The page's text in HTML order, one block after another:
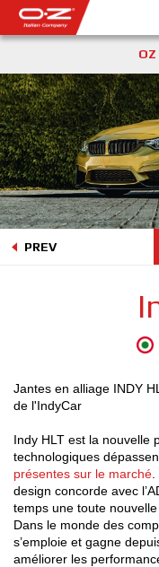
OZ
PREV
Jantes en alliage INDY
de l'IndyCar
Indy HLT est la nouvelle
technologiques
présentes sur le marché
design concorde avec
temps une toute nouvelle
Dans le monde des
s’emploie et gagne
améliorer les